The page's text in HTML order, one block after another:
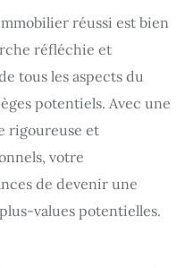
réussi est bien
réfléchie et
tous les aspects du
potentiels. Avec une
rigoureuse et
votre
de devenir une
values potentielles.